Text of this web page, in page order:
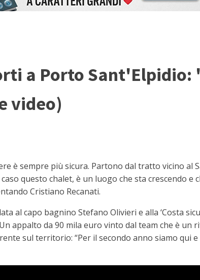
a Porto Sant'Elpidio:
video)
è sempre più sicura. Partono dal tratto vicino al
questo chalet, è un luogo che sta crescendo
Cristiano Recanati.
al capo bagnino Stefano Olivieri e alla ‘Costa
appalto da 90 mila euro vinto dal team che è un
sul territorio: “Per il secondo anno siamo qui